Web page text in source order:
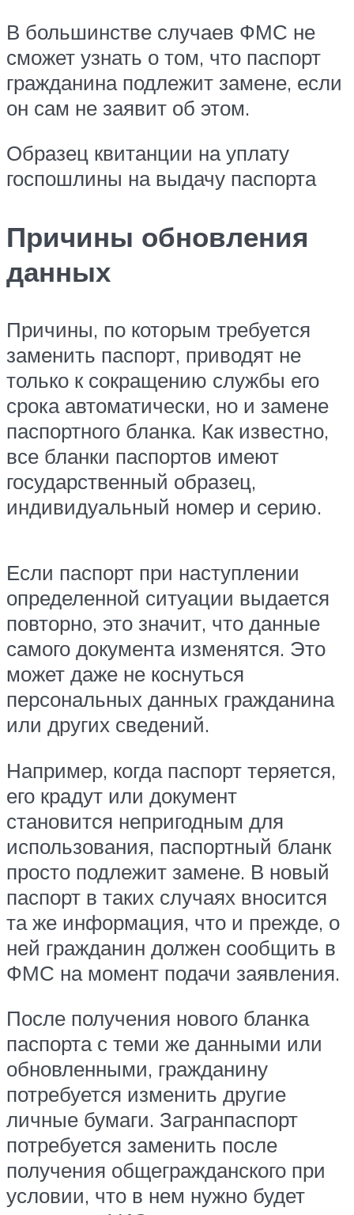
В большинстве случаев ФМС не
сможет узнать о том, что паспорт
гражданина подлежит замене, если
он сам не заявит об этом.
Образец квитанции на уплату
госпошлины на выдачу паспорта
Причины обновления
данных
Причины, по которым требуется
заменить паспорт, приводят не
только к сокращению службы его
срока автоматически, но и замене
паспортного бланка. Как известно,
все бланки паспортов имеют
государственный образец,
индивидуальный номер и серию.
Если паспорт при наступлении
определенной ситуации выдается
повторно, это значит, что данные
самого документа изменятся. Это
может даже не коснуться
персональных данных гражданина
или других сведений.
Например, когда паспорт теряется,
его крадут или документ
становится непригодным для
использования, паспортный бланк
просто подлежит замене. В новый
паспорт в таких случаях вносится
та же информация, что и прежде, о
ней гражданин должен сообщить в
ФМС на момент подачи заявления.
После получения нового бланка
паспорта с теми же данными или
обновленными, гражданину
потребуется изменить другие
личные бумаги. Загранпаспорт
потребуется заменить после
получения общегражданского при
условии, что в нем нужно будет